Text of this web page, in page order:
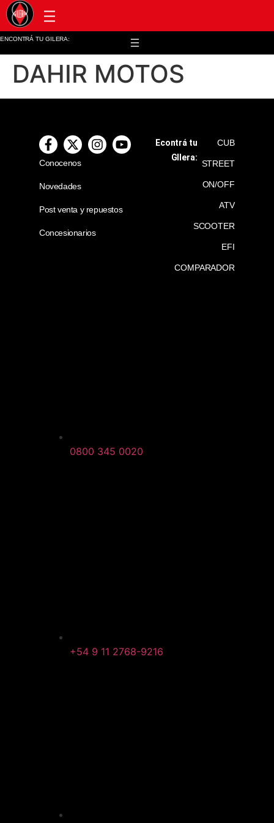
ENCONTRÁ TU GILERA:
DAHIR MOTOS
Conocenos
Novedades
Post venta y repuestos
Concesionarios
Econtrá tu
GIlera:
CUB
STREET
ON/OFF
ATV
SCOOTER
EFI
COMPARADOR
0800 345 0020
+54 9 11 2768-9216